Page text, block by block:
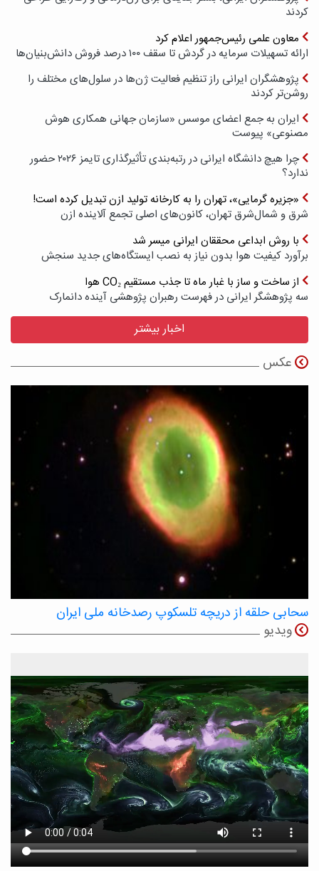
کردند
معاون علمی رئیس‌جمهور اعلام کرد
ارائه تسهیلات سرمایه در گردش تا سقف ۱۰۰ درصد فروش دانش‌بنیان‌ها
پژوهشگران ایرانی راز تنظیم فعالیت ژن‌ها در سلول‌های مختلف را
روشن‌تر کردند
ایران به جمع اعضای موسس «سازمان جهانی همکاری هوش
مصنوعی» پیوست
چرا هیچ دانشگاه ایرانی در رتبه‌بندی تأثیرگذاری تایمز ۲۰۲۶ حضور
ندارد؟
«جزیره گرمایی»، تهران را به کارخانه تولید ازن تبدیل کرده است!
شرق و شمال‌شرق تهران، کانون‌های اصلی تجمع آلاینده ازن
با روش ابداعی محققان ایرانی میسر شد
برآورد کیفیت هوا بدون نیاز به نصب ایستگاه‌های جدید سنجش
از ساخت و ساز با غبار ماه تا جذب مستقیم CO₂ هوا
سه پژوهشگر ایرانی در فهرست رهبران پژوهشی آینده دانمارک
اخبار بیشتر
عکس
سحابی حلقه از دریچه تلسکوپ رصدخانه ملی ایران
ویدیو